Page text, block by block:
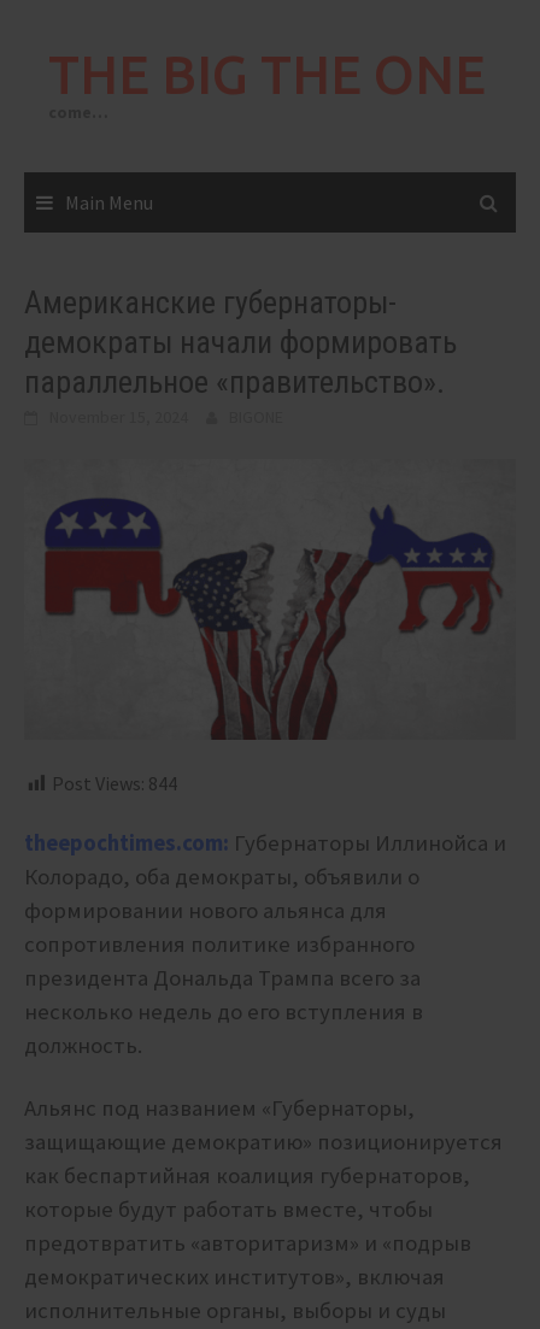
THE BIG THE ONE
Main Menu
Американские губернаторы-
демократы начали формировать
параллельное «правительство».
Post Views: 844
theepochtimes.com: Губернаторы Иллинойса и
Колорадо, оба демократы, объявили о
формировании нового альянса для
сопротивления политике избранного
президента Дональда Трампа всего за
несколько недель до его вступления в
должность.
Альянс под названием «Губернаторы,
защищающие демократию» позиционируется
как беспартийная коалиция губернаторов,
которые будут работать вместе, чтобы
предотвратить «авторитаризм» и «подрыв
демократических институтов», включая
исполнительные органы, выборы и суды